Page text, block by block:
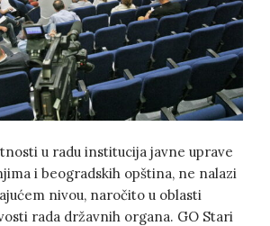
u radu institucija javne uprave
i beogradskih opština, ne nalazi
nivou, naročito u oblasti
rada državnih organa. GO Stari